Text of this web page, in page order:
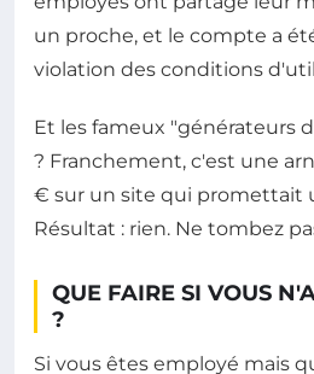
un proche, et le compte a
violation des conditions
Et les fameux "générateurs
? Franchement, c'est une
€ sur un site qui promettait
Résultat : rien. Ne tombez
QUE FAIRE SI VOUS
?
Si vous êtes employé mais